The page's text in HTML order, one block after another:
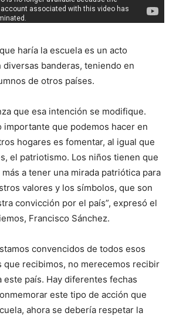
haría la escuela es un acto
diversas banderas, teniendo en
de otros países.
que esa intención se modifique.
importante que podemos hacer en
hogares es fomentar, al igual que
el patriotismo. Los niños tienen que
a tener una mirada patriótica para
valores y los símbolos, que son
convicción por el país”, expresó el
Francisco Sánchez.
convencidos de todos esos
que recibimos, no merecemos recibir
este país. Hay diferentes fechas
este tipo de acción que
ahora se debería respetar la